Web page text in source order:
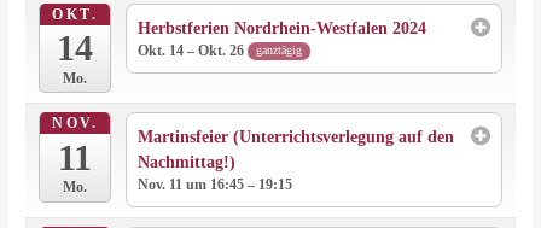
OKT.
14
Mo.
Herbstferien Nordrhein-Westfalen 2024
Okt. 14 – Okt. 26 ganztägig
NOV.
11
Mo.
Martinsfeier (Unterrichtsverlegung auf den
Nachmittag!)
Nov. 11 um 16:45 – 19:15